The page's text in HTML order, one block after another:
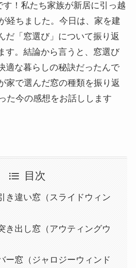
す！私たち家族が新居に引っ越
経ちました。今日は、家を建
だ「窓選び」について振り返
す。結論から言うと、窓選び
適な暮らしの秘訣だったんで
家で選んだ窓の種類を振り返
た今の感想をお話しします
目次
き違い窓（スライドウィン
き出し窓（アウティングウ
ー窓（ジャロジーウィンド